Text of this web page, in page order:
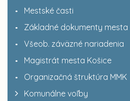
Mestské časti
Základné dokumenty mesta
Všeob. záväzné nariadenia
Magistrát mesta Košice
Organizačná štruktúra MMK
Komunálne voľby